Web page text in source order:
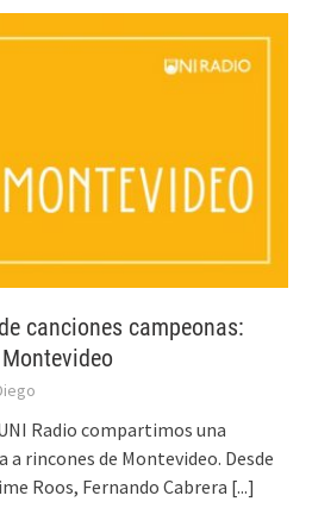
canciones campeonas:
Radio compartimos una
a rincones de Montevideo. Desde
Roos, Fernando Cabrera [...]